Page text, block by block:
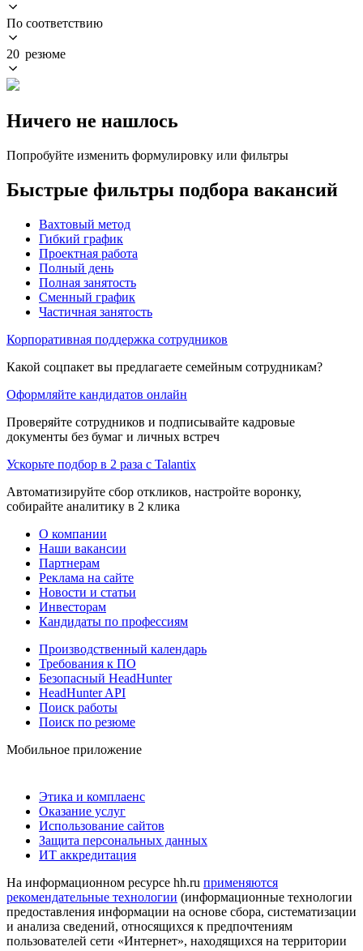
По соответствию
20 резюме
Ничего не нашлось
Попробуйте изменить формулировку или фильтры
Быстрые фильтры подбора вакансий
Вахтовый метод
Гибкий график
Проектная работа
Полный день
Полная занятость
Сменный график
Частичная занятость
Корпоративная поддержка сотрудников
Какой соцпакет вы предлагаете семейным сотрудникам?
Оформляйте кандидатов онлайн
Проверяйте сотрудников и подписывайте кадровые
документы без бумаг и личных встреч
Ускорьте подбор в 2 раза с Talantix
Автоматизируйте сбор откликов, настройте воронку,
собирайте аналитику в 2 клика
О компании
Наши вакансии
Партнерам
Реклама на сайте
Новости и статьи
Инвесторам
Кандидаты по профессиям
Производственный календарь
Требования к ПО
Безопасный HeadHunter
HeadHunter API
Поиск работы
Поиск по резюме
Мобильное приложение
Этика и комплаенс
Оказание услуг
Использование сайтов
Защита персональных данных
ИТ аккредитация
На информационном ресурсе hh.ru применяются
рекомендательные технологии (информационные технологии
предоставления информации на основе сбора, систематизации
и анализа сведений, относящихся к предпочтениям
пользователей сети «Интернет», находящихся на территории